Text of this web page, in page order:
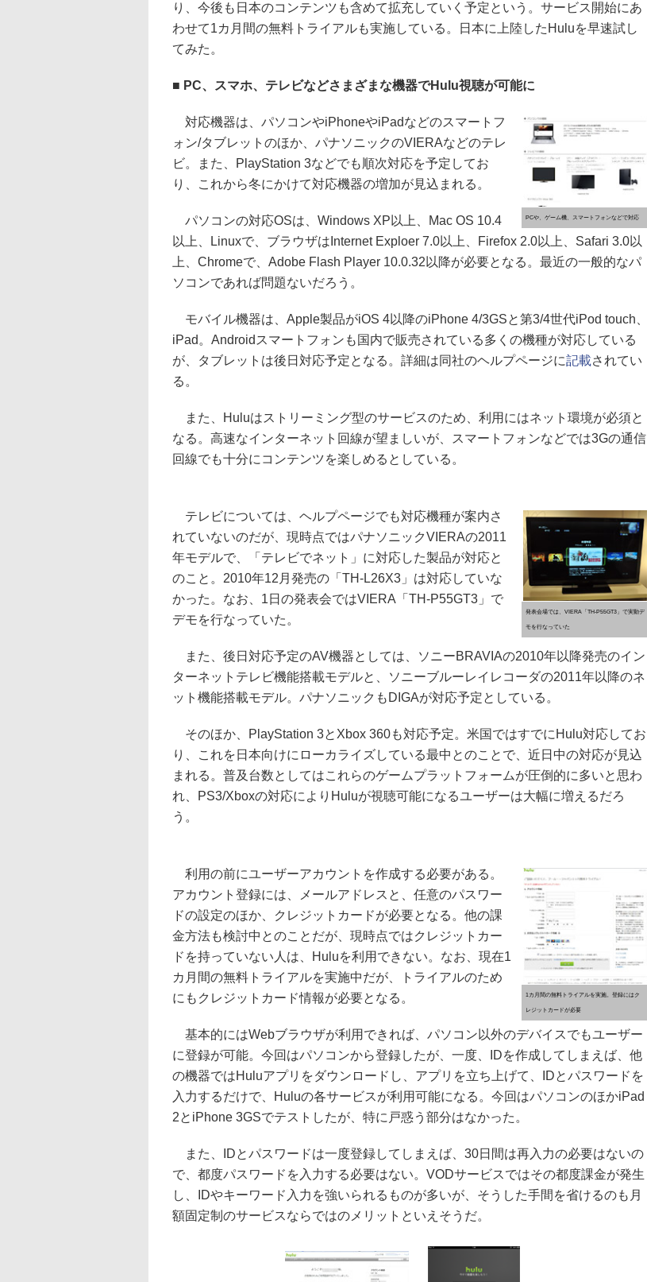
り、今後も日本のコンテンツも含めて拡充していく予定という。サービス開始にあ
わせて1カ月間の無料トライアルも実施している。日本に上陸したHuluを早速試し
てみた。
■ PC、スマホ、テレビなどさまざまな機器でHulu視聴が可能に
PCや、ゲーム機、スマートフォンなどで対応
対応機器は、パソコンやiPhoneやiPadなどのスマートフ
ォン/タブレットのほか、パナソニックのVIERAなどのテレ
ビ。また、PlayStation 3などでも順次対応を予定してお
り、これから冬にかけて対応機器の増加が見込まれる。
パソコンの対応OSは、Windows XP以上、Mac OS 10.4
以上、Linuxで、ブラウザはInternet Exploer 7.0以上、Firefox 2.0以上、Safari 3.0以
上、Chromeで、Adobe Flash Player 10.0.32以降が必要となる。最近の一般的なパ
ソコンであれば問題ないだろう。
モバイル機器は、Apple製品がiOS 4以降のiPhone 4/3GSと第3/4世代iPod touch、
iPad。Androidスマートフォンも国内で販売されている多くの機種が対応している
が、タブレットは後日対応予定となる。詳細は同社のヘルプページに記載されてい
る。
また、Huluはストリーミング型のサービスのため、利用にはネット環境が必須と
なる。高速なインターネット回線が望ましいが、スマートフォンなどでは3Gの通信
回線でも十分にコンテンツを楽しめるとしている。
発表会場では、VIERA「TH-P55GT3」で実動デ
モを行なっていた
テレビについては、ヘルプページでも対応機種が案内さ
れていないのだが、現時点ではパナソニックVIERAの2011
年モデルで、「テレビでネット」に対応した製品が対応と
のこと。2010年12月発売の「TH-L26X3」は対応していな
かった。なお、1日の発表会ではVIERA「TH-P55GT3」で
デモを行なっていた。
また、後日対応予定のAV機器としては、ソニーBRAVIAの2010年以降発売のイン
ターネットテレビ機能搭載モデルと、ソニーブルーレイレコーダの2011年以降のネ
ット機能搭載モデル。パナソニックもDIGAが対応予定としている。
そのほか、PlayStation 3とXbox 360も対応予定。米国ではすでにHulu対応してお
り、これを日本向けにローカライズしている最中とのことで、近日中の対応が見込
まれる。普及台数としてはこれらのゲームプラットフォームが圧倒的に多いと思わ
れ、PS3/Xboxの対応によりHuluが視聴可能になるユーザーは大幅に増えるだろ
う。
1カ月間の無料トライアルを実施。登録にはク
レジットカードが必要
利用の前にユーザーアカウントを作成する必要がある。
アカウント登録には、メールアドレスと、任意のパスワー
ドの設定のほか、クレジットカードが必要となる。他の課
金方法も検討中とのことだが、現時点ではクレジットカー
ドを持っていない人は、Huluを利用できない。なお、現在1
カ月間の無料トライアルを実施中だが、トライアルのため
にもクレジットカード情報が必要となる。
基本的にはWebブラウザが利用できれば、パソコン以外のデバイスでもユーザー
に登録が可能。今回はパソコンから登録したが、一度、IDを作成してしまえば、他
の機器ではHuluアプリをダウンロードし、アプリを立ち上げて、IDとパスワードを
入力するだけで、Huluの各サービスが利用可能になる。今回はパソコンのほかiPad
2とiPhone 3GSでテストしたが、特に戸惑う部分はなかった。
また、IDとパスワードは一度登録してしまえば、30日間は再入力の必要はないの
で、都度パスワードを入力する必要はない。VODサービスではその都度課金が発生
し、IDやキーワード入力を強いられるものが多いが、そうした手間を省けるのも月
額固定制のサービスならではのメリットといえそうだ。